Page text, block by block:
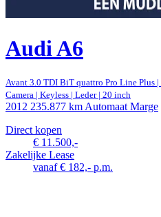
Audi A6
Avant 3.0 TDI BiT quattro Pro Line Plus
Camera | Keyless | Leder | 20 inch
2012 235.877 km Automaat Marge
Direct kopen
€ 11.500,-
Zakelijke Lease
vanaf € 182,- p.m.